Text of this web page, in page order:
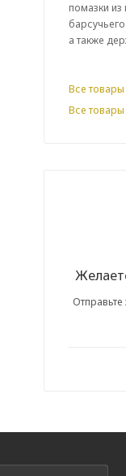
помазки
а также
Все товары
Все
Отправьте